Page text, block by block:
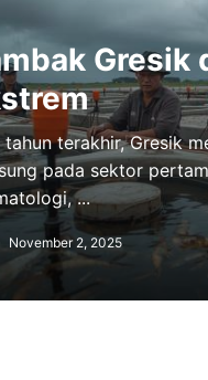
Gresik
terakhir, Gresik
pada sektor
...
November 2, 2025